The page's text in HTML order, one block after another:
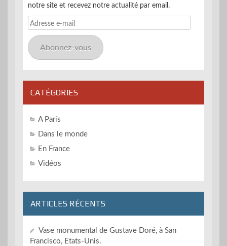
notre site et recevez notre actualité par email.
Adresse
e-
mail
Abonnez-vous
CATÉGORIES
A Paris
Dans le monde
En France
Vidéos
ARTICLES RÉCENTS
Vase monumental de Gustave Doré, à San
Francisco, Etats-Unis.